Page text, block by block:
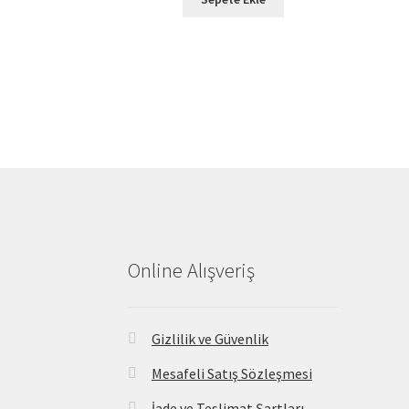
Online Alışveriş
Gizlilik ve Güvenlik
Mesafeli Satış Sözleşmesi